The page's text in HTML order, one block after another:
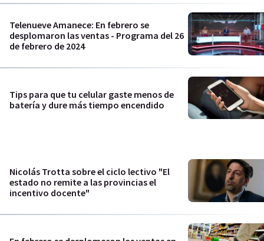
Telenueve Amanece: En febrero se
desplomaron las ventas - Programa del 26
de febrero de 2024
Tips para que tu celular gaste menos de
batería y dure más tiempo encendido
Nicolás Trotta sobre el ciclo lectivo "El
estado no remite a las provincias el
incentivo docente"